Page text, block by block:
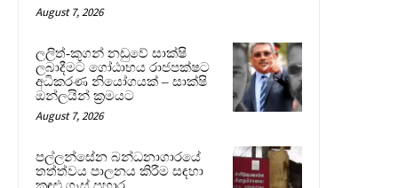
August 7, 2026
ලලිත්-කූගන් නඩුවේ සාක්ෂි
ලබාදීමට ගෝඨාභය රාජපක්ෂට
අධිකරණ නියෝගයක් – සාක්ෂි
ඔන්ලයින් ක්‍රමයට
August 7, 2026
පල්ලන්සේන බන්ධනාගාරයේ
තත්ත්වය පාලනය කිරීම සඳහා
කඳුළු ගෑස් ප්‍රහාර